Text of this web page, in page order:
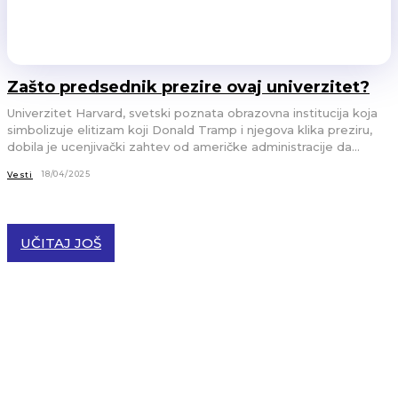
Zašto predsednik prezire ovaj univerzitet?
Univerzitet Harvard, svetski poznata obrazovna institucija koja
simbolizuje elitizam koji Donald Tramp i njegova klika preziru,
dobila je ucenjivački zahtev od američke administracije da...
Vesti 18/04/2025
UČITAJ JOŠ